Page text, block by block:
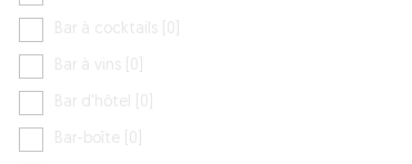
Bar à cocktails [0]
Bar à vins [0]
Bar d'hôtel [0]
Bar-boîte [0]